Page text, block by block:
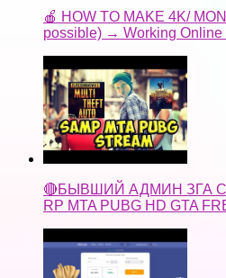
🍎 HOW TO MAKE 4K/
possible) → Working
🔴БЫВШИЙ АДМИН ЗГА
RP MTA PUBG HD GTA